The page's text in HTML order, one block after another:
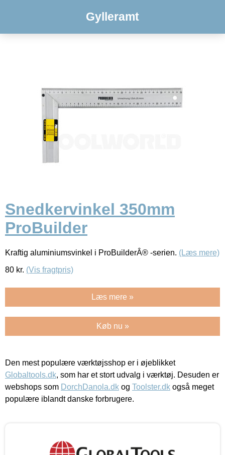
Gylleramt
Snedkervinkel 350mm
ProBuilder
Kraftig aluminiumsvinkel i ProBuilderÂ® -serien. (Læs mere)
80 kr. (Vis fragtpris)
Læs mere »
Køb nu »
Den mest populære værktøjsshop er i øjeblikket
Globaltools.dk, som har et stort udvalg i værktøj. Desuden er
webshops som DorchDanola.dk og Toolster.dk også meget
populære iblandt danske forbrugere.